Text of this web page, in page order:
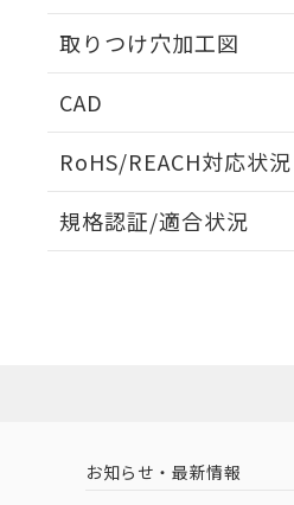
取りつけ穴加工図
CAD
RoHS/REACH対応状況
EU RoHS 注意事項・凡例
中国 RoHS 注意事項・凡例
規格認証/適合状況
お知らせ・最新情報